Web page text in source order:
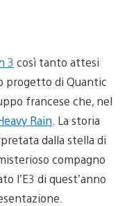
3 così tanto attesi
progetto di Quantic
francese che, nel
Rain . La storia
dalla stella di
compagno
l’E3 di quest’anno